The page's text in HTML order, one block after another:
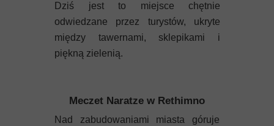
Dziś jest to miejsce chętnie
odwiedzane przez turystów, ukryte
między tawernami, sklepikami i
piękną zielenią.
Meczet Naratze w Rethimno
Nad zabudowaniami miasta góruje